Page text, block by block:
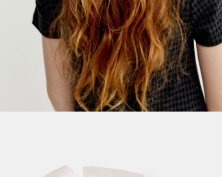
БОЛЬШИЕ РАЗМЕРЫ
ДЕНИМ
НАТУРАЛЬНЫЕ ТКАНИ
СКОРО В ПРОДАЖЕ
РАСПРОДАЖА ДО -60%
ЛУКБУКИ
ПОДАРОЧНЫЕ СЕРТИФИКАТЫ
НОВИНКИ